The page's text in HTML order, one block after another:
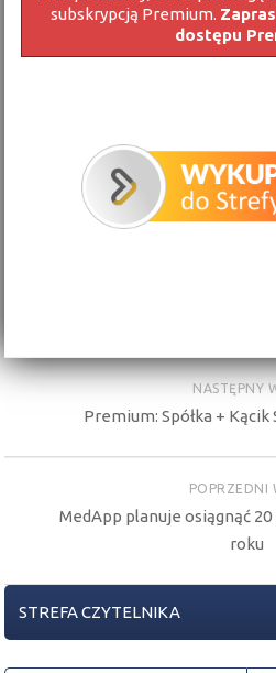
subskrypcją Premium.
dostępu
NASTĘPNY
Premium: Spółka + Kącik
POPRZEDNI
MedApp planuje osiągnąć
roku
STREFA CZYTELNIKA